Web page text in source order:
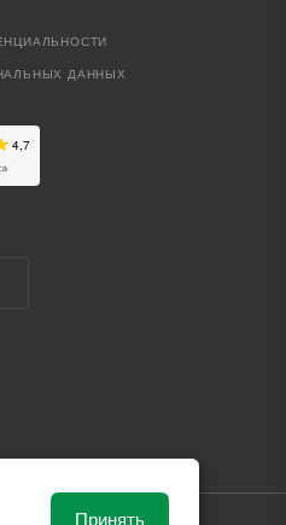
ДАННЫХ
Принять